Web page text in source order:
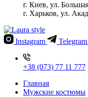
г. Киев, ул.
г. Харьков, ул.
Instagram Telegram
+38 (073) 77 11 777
Главная
Мужские костюмы